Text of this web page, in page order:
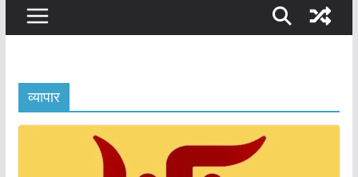
व्यापार